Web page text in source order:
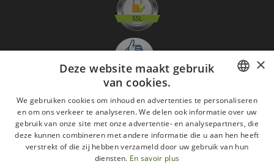
Aanmelden nieuwsbrief
GO
de Wettelijke vermeldingen
FRENCH
ENGLISH
×
Deze website maakt gebruik
van cookies.
We gebruiken cookies om inhoud en advertenties te personaliseren
en om ons verkeer te analyseren. We delen ook informatie over uw
gebruik van onze site met onze advertentie- en analysepartners, die
deze kunnen combineren met andere informatie die u aan hen heeft
verstrekt of die zij hebben verzameld door uw gebruik van hun
diensten. En savoir plus